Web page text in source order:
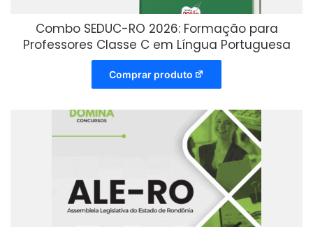
Combo SEDUC-RO 2026: Formação para
Professores Classe C em Língua Portuguesa
Comprar produto